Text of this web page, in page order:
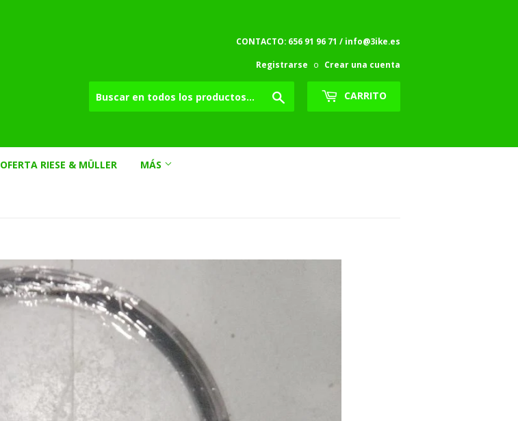
CONTACTO: 656 91 96 71 / info@3ike.es
Registrarse o Crear una cuenta
CARRITO
OFERTA RIESE & MÜLLER MÁS